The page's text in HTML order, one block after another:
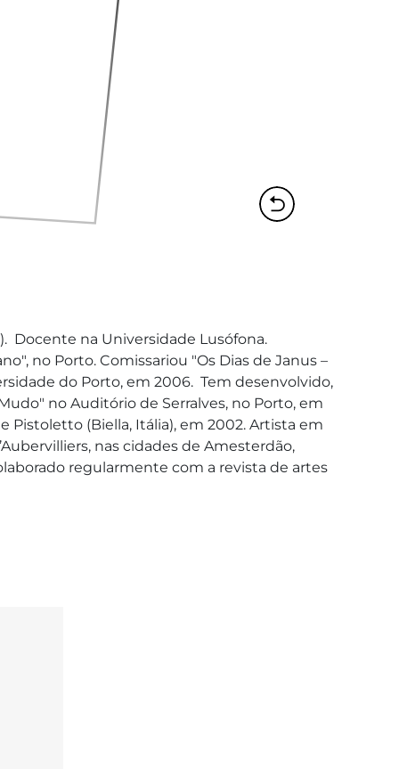
Docente na Universidade Lusófona.
no Porto. Comissariou "Os Dias de Janus –
do Porto, em 2006.  Tem desenvolvido,
no Auditório de Serralves, no Porto, em
Pistoletto (Biella, Itália), em 2002. Artista em
nas cidades de Amesterdão,
regularmente com a revista de artes